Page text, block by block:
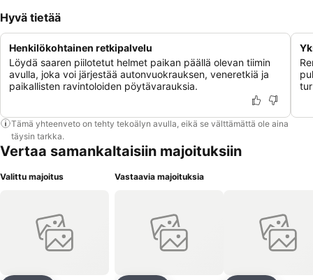
Hyvä tietää
Henkilökohtainen retkipalvelu
Löydä saaren piilotetut helmet paikan päällä olevan tiimin
avulla, joka voi järjestää autonvuokrauksen, veneretkiä ja
paikallisten ravintoloiden pöytävarauksia.
Tämä yhteenveto on tehty tekoälyn avulla, eikä se välttämättä ole aina
täysin tarkka.
Vertaa samankaltaisiin majoituksiin
Valittu majoitus Vastaavia majoituksia